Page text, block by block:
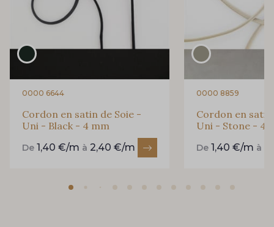
0000 6644
Cordon en satin de Soie -
Uni - Black - 4 mm
De 1,40 €/m à 2,40 €/m
0000 8859
Cordon en satin
Uni - Stone - 4
De1,40 €/m à